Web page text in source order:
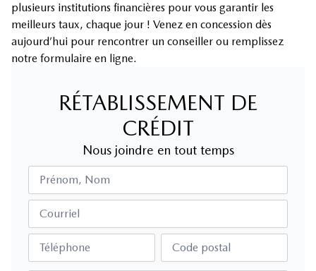
plusieurs institutions financières pour vous garantir les
meilleurs taux, chaque jour ! Venez en concession dès
aujourd’hui pour rencontrer un conseiller ou remplissez
notre formulaire en ligne.
RÉTABLISSEMENT DE
CRÉDIT
Nous joindre en tout temps
Prénom, Nom
Courriel
Téléphone Code postal